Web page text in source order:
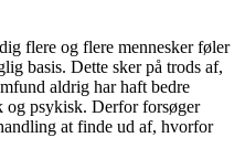
flere og flere mennesker føler
basis. Dette sker på trods af,
aldrig har haft bedre
og psykisk. Derfor forsøger
at finde ud af, hvorfor